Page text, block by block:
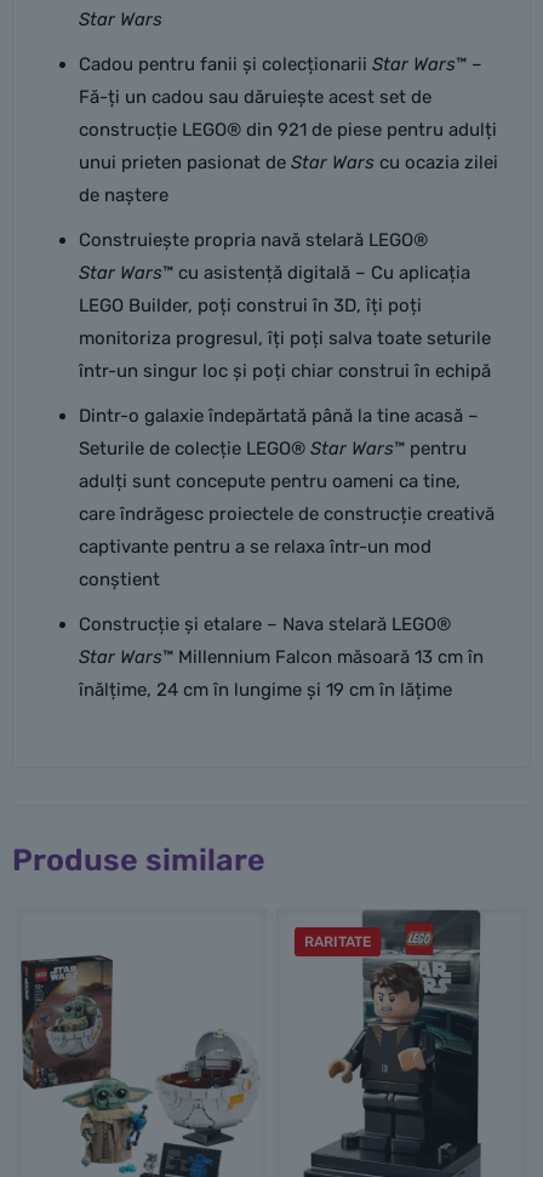
Star Wars
Cadou pentru fanii și colecționarii Star Wars™ –
Fă-ți un cadou sau dăruiește acest set de
construcție LEGO® din 921 de piese pentru adulți
unui prieten pasionat de Star Wars cu ocazia zilei
de naștere
Construiește propria navă stelară LEGO®
Star Wars™ cu asistență digitală – Cu aplicația
LEGO Builder, poți construi în 3D, îți poți
monitoriza progresul, îți poți salva toate seturile
într-un singur loc și poți chiar construi în echipă
Dintr-o galaxie îndepărtată până la tine acasă –
Seturile de colecție LEGO® Star Wars™ pentru
adulți sunt concepute pentru oameni ca tine,
care îndrăgesc proiectele de construcție creativă
captivante pentru a se relaxa într-un mod
conștient
Construcție și etalare – Nava stelară LEGO®
Star Wars™ Millennium Falcon măsoară 13 cm în
înălțime, 24 cm în lungime și 19 cm în lățime
Produse similare
RARITATE